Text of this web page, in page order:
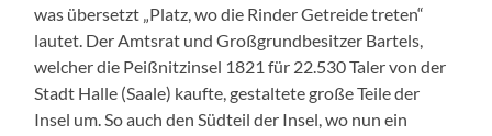
was übersetzt „Platz, wo die Rinder Getreide treten“
lautet. Der Amtsrat und Großgrundbesitzer Bartels,
welcher die Peißnitzinsel 1821 für 22.530 Taler von der
Stadt Halle (Saale) kaufte, gestaltete große Teile der
Insel um. So auch den Südteil der Insel, wo nun ein